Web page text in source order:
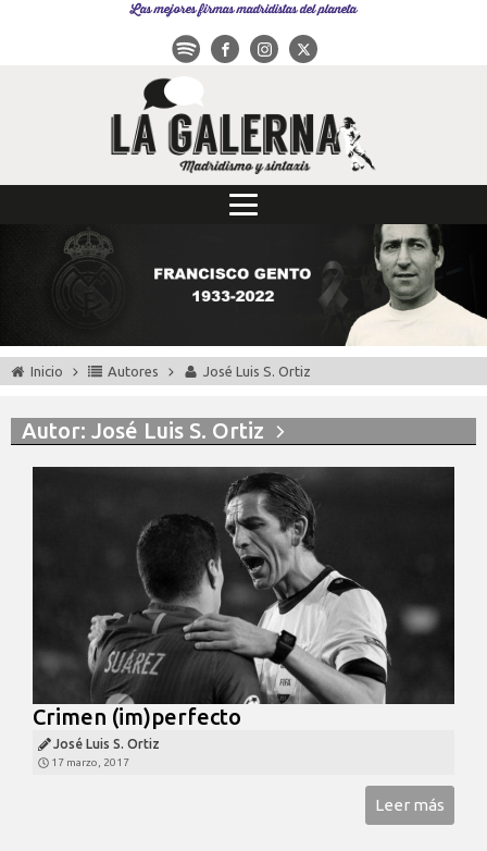
Las mejores firmas madridistas del planeta
Inicio Autores José Luis S. Ortiz
Autor: José Luis S. Ortiz
Crimen (im)perfecto
José Luis S. Ortiz
17 marzo, 2017
Leer más